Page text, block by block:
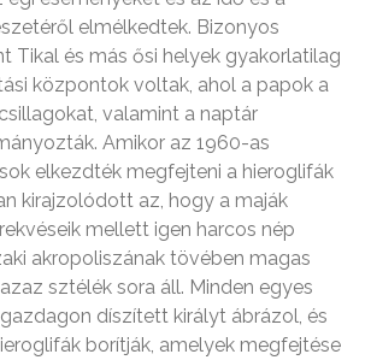
elmélkedtek. Bizonyos
Tikal és más ősi helyek gyakorlatilag
központok voltak, ahol a papok a
valamint a naptár
Amikor az 1960-as
elkezdték megfejteni a hieroglifák
kirajzolódott az, hogy a maják
mellett igen harcos nép
akropoliszának tövében magas
sztélék sora áll. Minden egyes
díszített királyt ábrázol, és
borítják, amelyek megfejtése